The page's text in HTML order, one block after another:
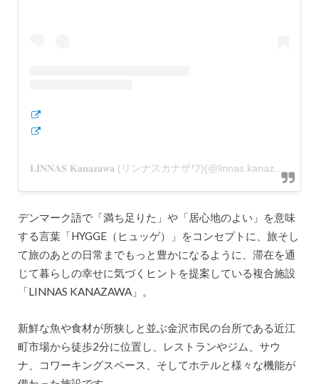
デンマーク語で「満ち足りた」や「居心地のよい」を意味
する言葉「HYGGE（ヒュッゲ）」をコンセプトに、旅そし
て旅のあとの日常までもっと豊かになるように、滞在を通
じて暮らしの幸せに気づくヒントを提案している複合施設
「LINNAS KANAZAWA」。
新鮮な魚や食材が所狭しと並ぶ金沢市民の台所である近江
町市場から徒歩2分に位置し、レストランやジム、サウ
ナ、コワーキングスペース、そしてホテルと様々な機能が